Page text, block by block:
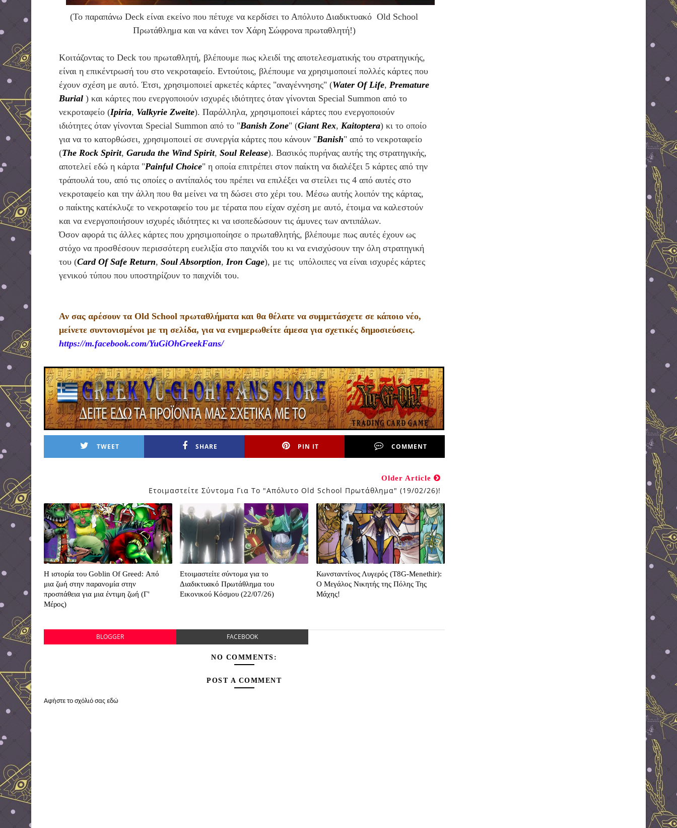
(To παραπάνω Deck είναι εκείνο που πέτυχε να κερδίσει το Απόλυτο Διαδικτυακό Old School
Πρωτάθλημα και να κάνει τον Χάρη Σώφρονα πρωταθλητή!)
Κοιτάζοντας το Deck του πρωταθλητή, βλέπουμε πως κλειδί της αποτελεσματικής του στρατηγικής,
είναι η επικέντρωσή του στο νεκροταφείο. Εντούτοις, βλέπουμε να χρησιμοποιεί πολλές κάρτες που
έχουν σχέση με αυτό. Έτσι, χρησιμοποιεί αρκετές κάρτες "αναγέννησης" (Water Of Life, Premature
Burial ) και κάρτες που ενεργοποιούν ισχυρές ιδιότητες όταν γίνονται Special Summon από το
νεκροταφείο (Ipiria, Valkyrie Zweite). Παράλληλα, χρησιμοποιεί κάρτες που ενεργοποιούν
ιδιότητες όταν γίνονται Special Summon από το "Banish Zone" (Giant Rex, Kaitoptera) κι το οποίο
για να το κατορθώσει, χρησιμοποιεί σε συνεργία κάρτες που κάνουν "Banish" από το νεκροταφείο
(The Rock Spirit, Garuda the Wind Spirit, Soul Release). Βασικός πυρήνας αυτής της στρατηγικής,
αποτελεί εδώ η κάρτα "Painful Choice" η οποία επιτρέπει στον παίκτη να διαλέξει 5 κάρτες από την
τράπουλά του, από τις οποίες ο αντίπαλός του πρέπει να επιλέξει να στείλει τις 4 από αυτές στο
νεκροταφείο και την άλλη που θα μείνει να τη δώσει στο χέρι του. Μέσω αυτής λοιπόν της κάρτας,
ο παίκτης κατέκλυζε το νεκροταφείο του με τέρατα που είχαν σχέση με αυτό, έτοιμα να καλεστούν
και να ενεργοποιήσουν ισχυρές ιδιότητες κι να ισοπεδώσουν τις άμυνες των αντιπάλων.
Όσον αφορά τις άλλες κάρτες που χρησιμοποίησε ο πρωταθλητής, βλέπουμε πως αυτές έχουν ως
στόχο να προσθέσουν περισσότερη ευελιξία στο παιχνίδι του κι να ενισχύσουν την όλη στρατηγική
του (Card Of Safe Return, Soul Absorption, Iron Cage), με τις υπόλοιπες να είναι ισχυρές κάρτες
γενικού τύπου που υποστηρίζουν το παιχνίδι του.
Αν σας αρέσουν τα Old School πρωταθλήματα και θα θέλατε να συμμετάσχετε σε κάποιο νέο,
μείνετε συντονισμένοι με τη σελίδα, για να ενημερωθείτε άμεσα για σχετικές δημοσιεύσεις.
https://m.facebook.com/YuGiOhGreekFans/
TWEET SHARE PIN IT COMMENT
Older Article
Ετοιμαστείτε Σύντομα Για Τo "Απόλυτο Old School Πρωτάθλημα" (19/02/26)!
Η ιστορία του Goblin Of Greed: Από
μια ζωή στην παρανομία στην
προσπάθεια για μια έντιμη ζωή (Γ'
Μέρος)
Ετοιμαστείτε σύντομα για το
Διαδικτυακό Πρωτάθλημα του
Εικονικού Κόσμου (22/07/26)
Κωνσταντίνος Λυγερός (T8G-Menethir):
O Mεγάλος Nικητής της Πόλης Της
Μάχης!
BLOGGER FACEBOOK
NO COMMENTS:
POST A COMMENT
Αφήστε το σχόλιό σας εδώ